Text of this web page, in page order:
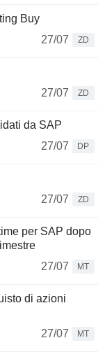
Buy
27/07
ZD
27/07
ZD
da SAP
27/07
DP
27/07
ZD
per SAP dopo
27/07
MT
di azioni
27/07
MT